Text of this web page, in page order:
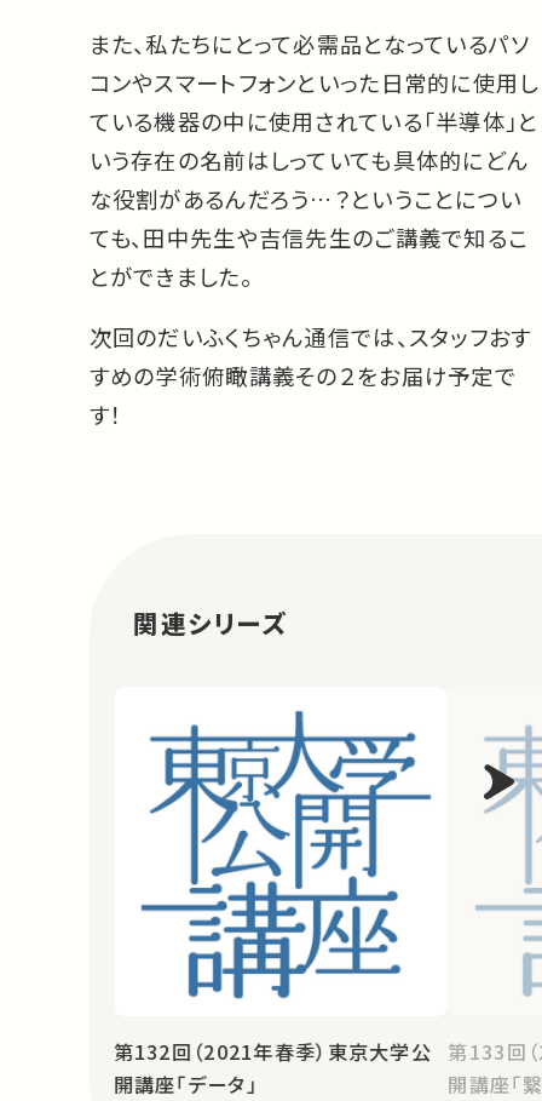
また、私たちにとって必需品となっているパソ
コンやスマートフォンといった日常的に使用し
ている機器の中に使用されている「半導体」と
いう存在の名前はしっていても具体的にどん
な役割があるんだろう…？ということについ
ても、田中先生や吉信先生のご講義で知るこ
とができました。
次回のだいふくちゃん通信では、スタッフおす
すめの学術俯瞰講義その２をお届け予定で
す！
関連シリーズ
第132回（2021年春季）東京大学公
開講座「データ」
第133回
開講座「